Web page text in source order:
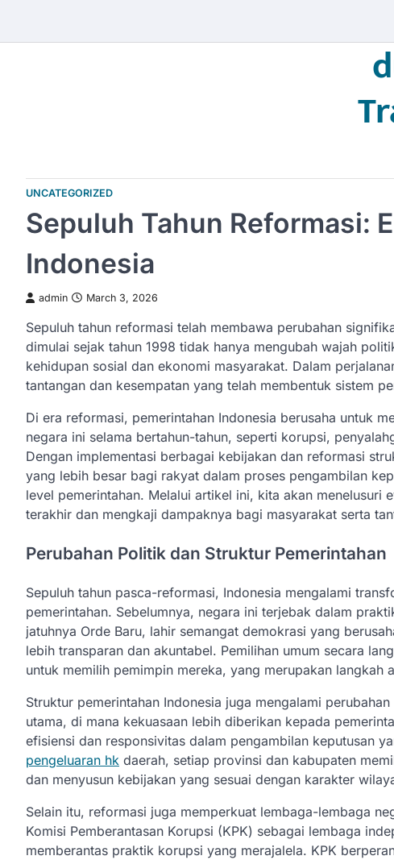
content
UNCATEGORIZED
Sepuluh Tahun Reformasi:
Indonesia
admin March 3, 2026
Sepuluh tahun reformasi telah membawa perubahan
dimulai sejak tahun 1998 tidak hanya mengubah wajah
kehidupan sosial dan ekonomi masyarakat. Dalam
tantangan dan kesempatan yang telah membentuk sistem
Di era reformasi, pemerintahan Indonesia berusaha untuk
negara ini selama bertahun-tahun, seperti korupsi,
Dengan implementasi berbagai kebijakan dan reformasi
yang lebih besar bagi rakyat dalam proses pengambilan
level pemerintahan. Melalui artikel ini, kita akan menelusuri
terakhir dan mengkaji dampaknya bagi masyarakat serta
Perubahan Politik dan Struktur Pemerintahan
Sepuluh tahun pasca-reformasi, Indonesia mengalami
pemerintahan. Sebelumnya, negara ini terjebak dalam
jatuhnya Orde Baru, lahir semangat demokrasi yang
lebih transparan dan akuntabel. Pemilihan umum secara
untuk memilih pemimpin mereka, yang merupakan langkah
Struktur pemerintahan Indonesia juga mengalami
utama, di mana kekuasaan lebih diberikan kepada
efisiensi dan responsivitas dalam pengambilan keputusan
pengeluaran hk daerah, setiap provinsi dan kabupaten
dan menyusun kebijakan yang sesuai dengan karakter
Selain itu, reformasi juga memperkuat lembaga-lembaga
Komisi Pemberantasan Korupsi (KPK) sebagai lembaga
memberantas praktik korupsi yang merajalela. KPK